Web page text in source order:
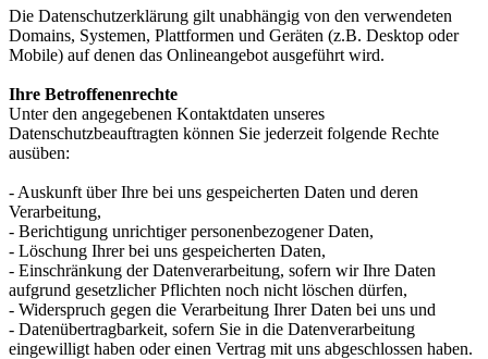
Die Datenschutzerklärung gilt unabhängig von den verwendeten
Domains, Systemen, Plattformen und Geräten (z.B. Desktop oder
Mobile) auf denen das Onlineangebot ausgeführt wird.
Ihre Betroffenenrechte
Unter den angegebenen Kontaktdaten unseres
Datenschutzbeauftragten können Sie jederzeit folgende Rechte
ausüben:
- Auskunft über Ihre bei uns gespeicherten Daten und deren
Verarbeitung,
- Berichtigung unrichtiger personenbezogener Daten,
- Löschung Ihrer bei uns gespeicherten Daten,
- Einschränkung der Datenverarbeitung, sofern wir Ihre Daten
aufgrund gesetzlicher Pflichten noch nicht löschen dürfen,
- Widerspruch gegen die Verarbeitung Ihrer Daten bei uns und
- Datenübertragbarkeit, sofern Sie in die Datenverarbeitung
eingewilligt haben oder einen Vertrag mit uns abgeschlossen haben.